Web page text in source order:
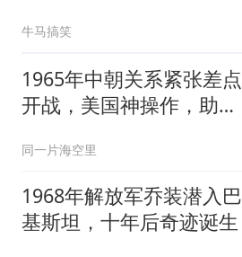
牛马搞笑
1965年中朝关系紧张差点
开战，美国神操作，助两
同一片海空里
1968年解放军乔装潜入巴
基斯坦，十年后奇迹诞生